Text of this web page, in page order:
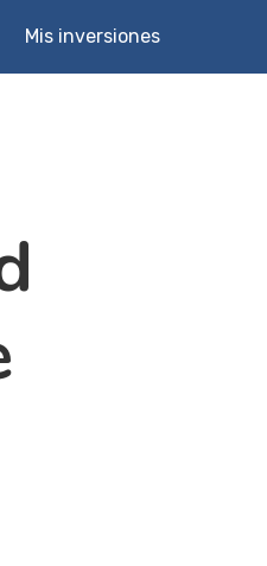
Mis inversiones